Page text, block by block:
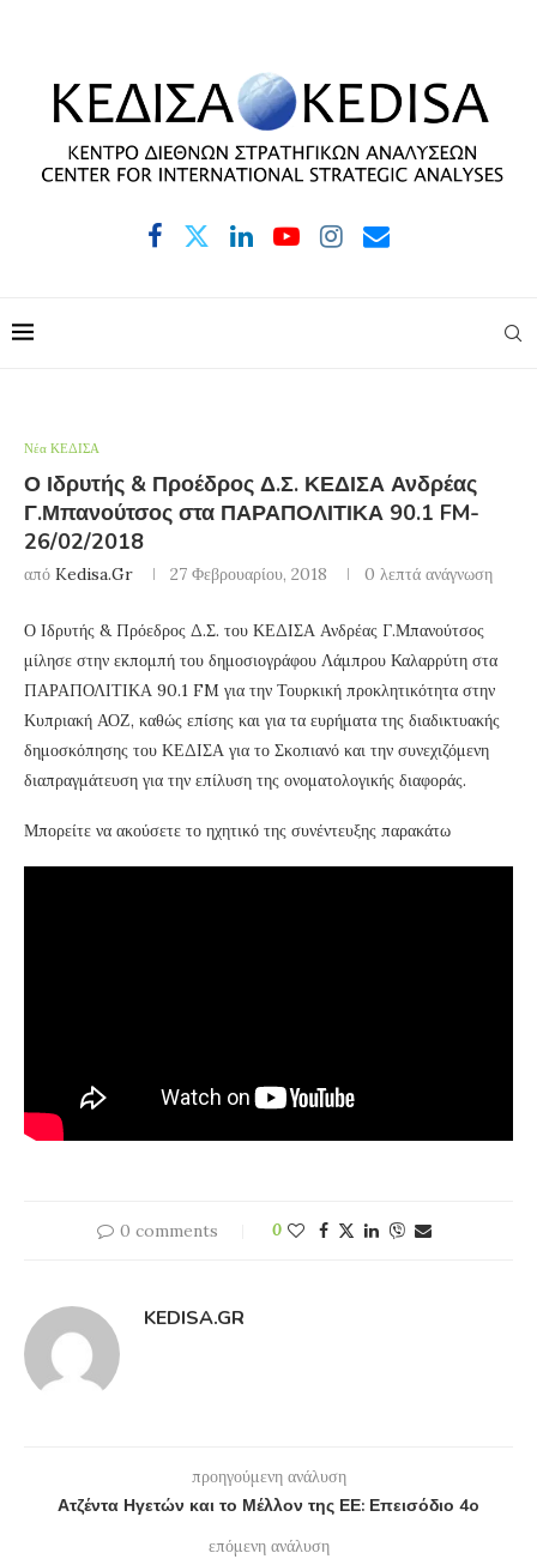
Νέα ΚΕΔΙΣΑ
Ο Ιδρυτής & Προέδρος Δ.Σ. ΚΕΔΙΣΑ Ανδρέας
Γ.Μπανούτσος στα ΠΑΡΑΠΟΛΙΤΙΚΑ 90.1 FM-
26/02/2018
από Kedisa.gr 27 Φεβρουαρίου, 2018 0 λεπτά ανάγνωση
Ο Ιδρυτής & Πρόεδρος Δ.Σ. του ΚΕΔΙΣΑ Ανδρέας Γ.Μπανούτσος
μίλησε στην εκπομπή του δημοσιογράφου Λάμπρου Καλαρρύτη στα
ΠΑΡΑΠΟΛΙΤΙΚΑ 90.1 FM για την Τουρκική προκλητικότητα στην
Κυπριακή ΑΟΖ, καθώς επίσης και για τα ευρήματα της διαδικτυακής
δημοσκόπησης του ΚΕΔΙΣΑ για το Σκοπιανό και την συνεχιζόμενη
διαπραγμάτευση για την επίλυση της ονοματολογικής διαφοράς.
Μπορείτε να ακούσετε το ηχητικό της συνέντευξης παρακάτω
0 comments 0
KEDISA.GR
προηγούμενη ανάλυση
Ατζέντα Ηγετών και το Μέλλον της ΕΕ: Επεισόδιο 4o
επόμενη ανάλυση